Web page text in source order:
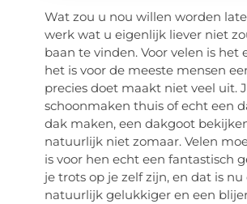
Wat zou u nou willen worden
werk wat u eigenlijk liever niet
baan te vinden. Voor velen is
het is voor de meeste mensen
precies doet maakt niet veel uit.
schoonmaken thuis of echt een
dak maken, een dakgoot
natuurlijk niet zomaar. Velen
is voor hen echt een fantastisch
je trots op je zelf zijn, en dat is
natuurlijk gelukkiger en een